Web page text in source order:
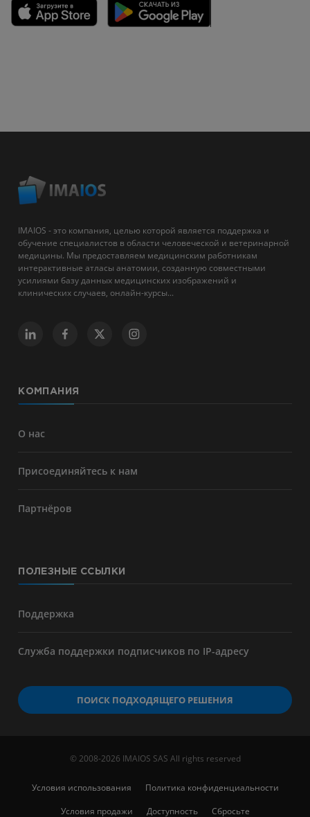
IMAIOS - это компания, целью которой является поддержка и
обучение специалистов в области человеческой и ветеринарной
медицины. Мы предоставляем медицинским работникам
интерактивные атласы анатомии, созданную совместными
усилиями базу данных медицинских изображений и
клинических случаев, онлайн-курсы...
КОМПАНИЯ
О нас
Присоединяйтесь к нам
Партнёров
ПОЛЕЗНЫЕ ССЫЛКИ
Поддержка
Служба поддержки подписчиков по IP-адресу
ПОИСК ПОДХОДЯЩЕГО РЕШЕНИЯ
© 2008-2026 IMAIOS SAS All rights reserved
Условия использования
Политика конфиденциальности
Условия продажи
Доступность Сбросьте